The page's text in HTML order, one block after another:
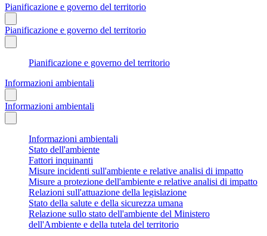
Pianificazione e governo del territorio
Pianificazione e governo del territorio
Pianificazione e governo del territorio
Informazioni ambientali
Informazioni ambientali
Informazioni ambientali
Stato dell'ambiente
Fattori inquinanti
Misure incidenti sull'ambiente e relative analisi di impatto
Misure a protezione dell'ambiente e relative analisi di impatto
Relazioni sull'attuazione della legislazione
Stato della salute e della sicurezza umana
Relazione sullo stato dell'ambiente del Ministero
dell'Ambiente e della tutela del territorio